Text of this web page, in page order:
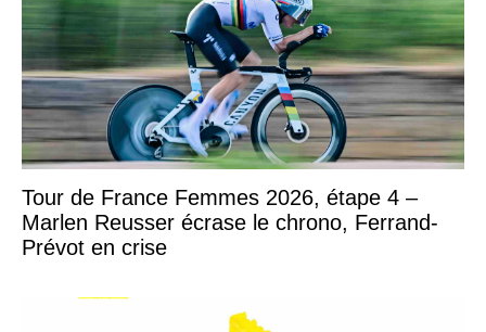
Tour de France Femmes 2026, étape 4 –
Marlen Reusser écrase le chrono, Ferrand-
Prévot en crise